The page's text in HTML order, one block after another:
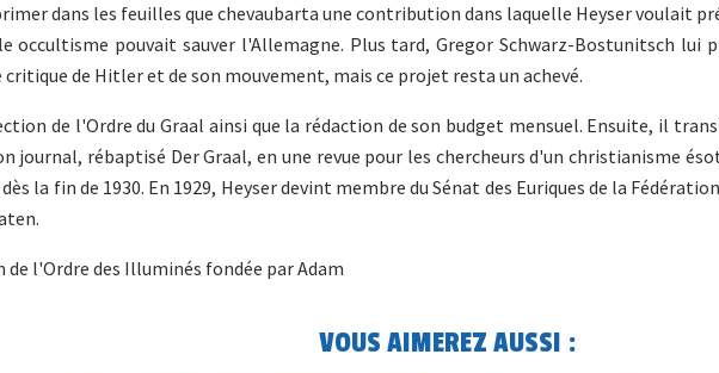
dans les feuilles que chevaubarta une contribution dans laquelle Heyser voulait
occultisme pouvait sauver l'Allemagne. Plus tard, Gregor Schwarz-Bostunitsch lui
de Hitler et de son mouvement, mais ce projet resta un achevé.
de l'Ordre du Graal ainsi que la rédaction de son budget mensuel. Ensuite, il
journal, rébaptisé Der Graal, en une revue pour les chercheurs d'un christianisme
la fin de 1930. En 1929, Heyser devint membre du Sénat des Euriques de la
l'Ordre des Illuminés fondée par Adam
VOUS AIMEREZ AUSSI :